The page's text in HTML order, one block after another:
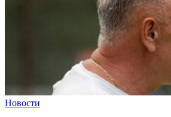
Новости